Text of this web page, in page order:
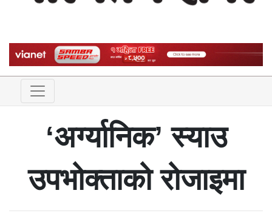
‘अर्ग्यानिक’ स्याउ
उपभोक्ताको रोजाइमा